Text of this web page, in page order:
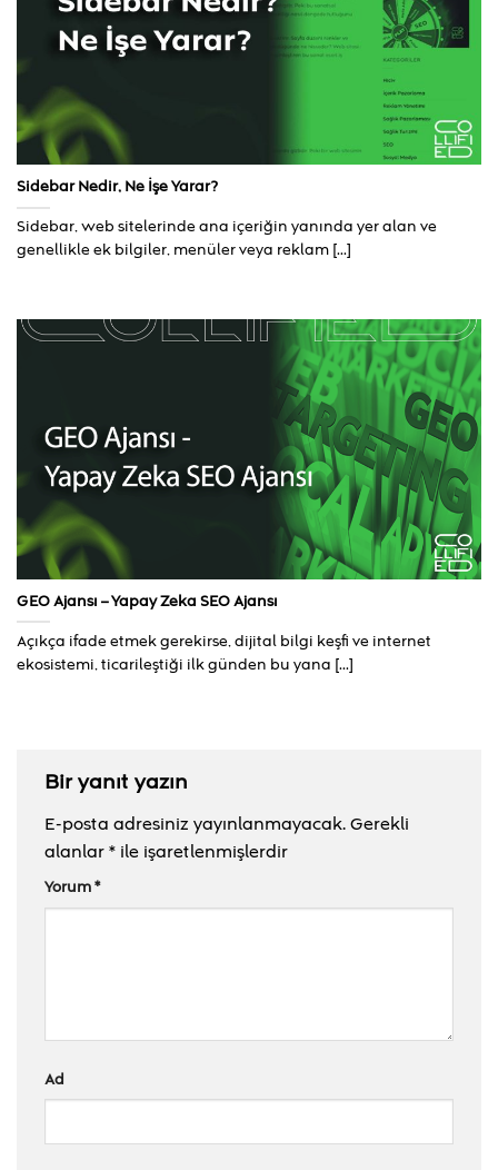
Sidebar Nedir, Ne İşe Yarar?
Sidebar, web sitelerinde ana içeriğin yanında yer alan ve
genellikle ek bilgiler, menüler veya reklam [...]
GEO Ajansı – Yapay Zeka SEO Ajansı
Açıkça ifade etmek gerekirse, dijital bilgi keşfi ve internet
ekosistemi, ticarileştiği ilk günden bu yana [...]
Bir yanıt yazın
E-posta adresiniz yayınlanmayacak.Gerekli
alanlar* ile işaretlenmişlerdir
Yorum*
Ad